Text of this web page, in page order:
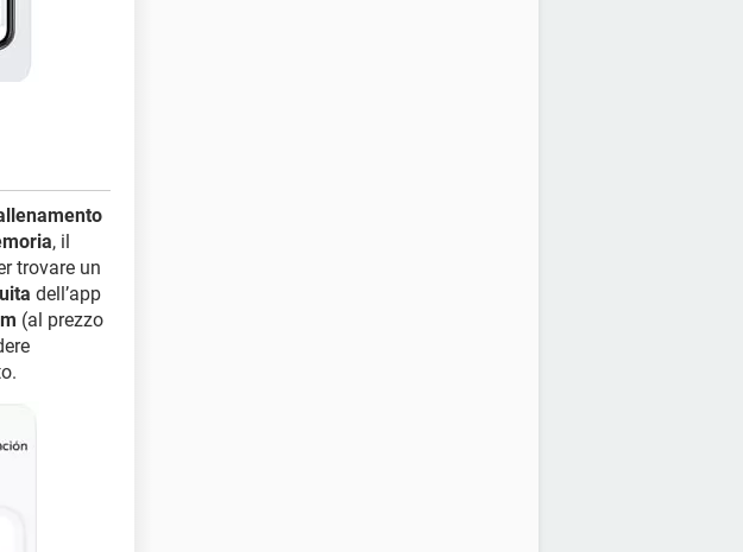
, il
trovare un
dell’app
(al prezzo